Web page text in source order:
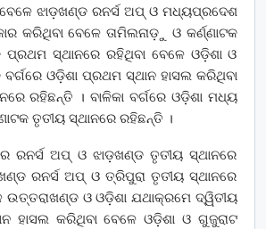
ଝାଡ଼ଖଣ୍ଡ ରନର୍ସ ଅପ୍‍ ଓ ମଧ୍ୟପ୍ରଦେଶ
କରିଥିବା ବେଳେ ତାମିଲନାଡ଼ୁ ଓ କର୍ଣ୍ଣାଟକ
ପ୍ରଥମ ସ୍ଥାନରେ ରହିଥିବା ବେଳେ ଓଡ଼ିଶା ଓ
ଓଡ଼ିଶା ପ୍ରଥମ ସ୍ଥାନ ହାସଲ କରିଥିବା
ରହିଛନ୍ତି । ବାଳିକା ବର୍ଗରେ ଓଡ଼ିଶା ମଧ୍ୟ
ତୃତୀୟ ସ୍ଥାନରେ ରହିଛନ୍ତି ।
ରନର୍ସ ଅପ୍‍ ଓ ଝାଡ଼ଖଣ୍ଡ ତୃତୀୟ ସ୍ଥାନରେ
ରନର୍ସ ଅପ୍‍ ଓ ତ୍ରିପୁରା ତୃତୀୟ ସ୍ଥାନରେ
ଉତ୍ତରାଖଣ୍ଡ ଓ ଓଡ଼ିଶା ଯଥାକ୍ରମେ ଦ୍ୱିତୀୟ
ହାସଲ କରିଥିବା ବେଳେ ଓଡ଼ିଶା ଓ ଗୁଜୁରାଟ